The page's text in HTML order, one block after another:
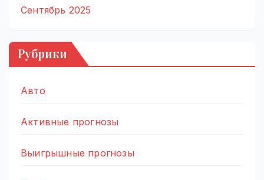
Сентябрь 2025
Рубрики
Авто
Активные прогнозы
Выигрышные прогнозы